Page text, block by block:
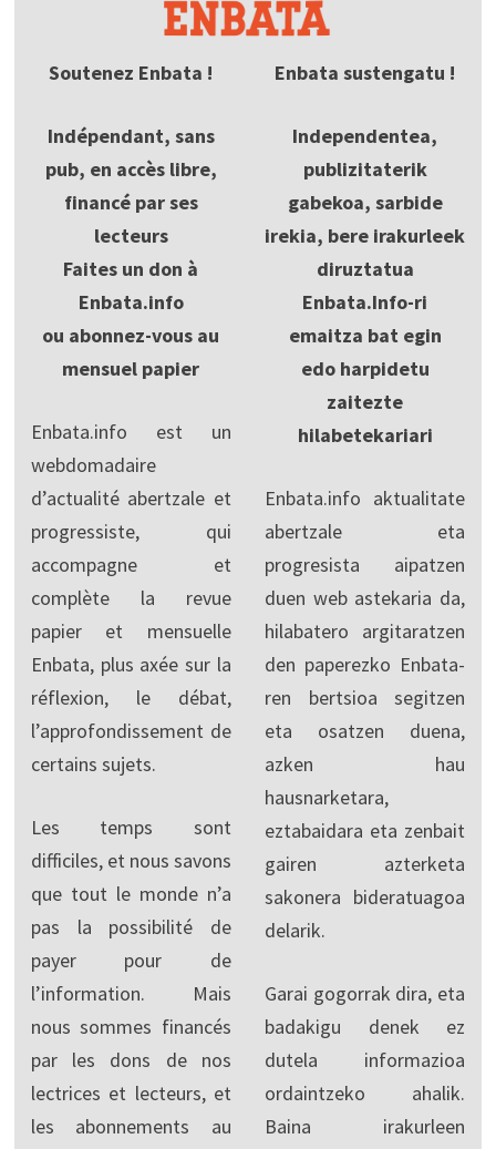
Soutenez Enbata !
Indépendant, sans
pub, en accès libre,
financé par ses
lecteurs
Faites un don à
Enbata.info
ou abonnez-vous au
mensuel papier
Enbata.info est un
webdomadaire
d’actualité abertzale et
progressiste, qui
accompagne et
complète la revue
papier et mensuelle
Enbata, plus axée sur la
réflexion, le débat,
l’approfondissement de
certains sujets.
Les temps sont
difficiles, et nous savons
que tout le monde n’a
pas la possibilité de
payer pour de
l’information. Mais
nous sommes financés
par les dons de nos
lectrices et lecteurs, et
les abonnements au
Enbata sustengatu !
Independentea,
publizitaterik
gabekoa, sarbide
irekia, bere irakurleek
diruztatua
Enbata.Info-ri
emaitza bat egin
edo harpidetu
zaitezte
hilabetekariari
Enbata.info aktualitate
abertzale eta
progresista aipatzen
duen web astekaria da,
hilabatero argitaratzen
den paperezko Enbata-
ren bertsioa segitzen
eta osatzen duena,
azken hau
hausnarketara,
eztabaidara eta zenbait
gairen azterketa
sakonera bideratuagoa
delarik.
Garai gogorrak dira, eta
badakigu denek ez
dutela informazioa
ordaintzeko ahalik.
Baina irakurleen